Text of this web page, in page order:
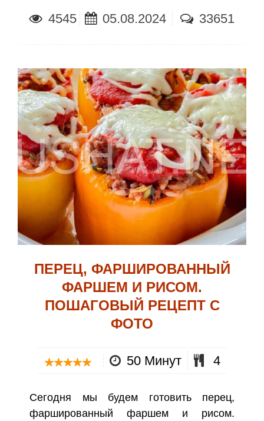
4545 05.08.2024 33651
ПЕРЕЦ, ФАРШИРОВАННЫЙ
ФАРШЕМ И РИСОМ.
ПОШАГОВЫЙ РЕЦЕПТ С
ФОТО
50 Минут 4
Сегодня мы будем готовить перец,
фаршированный фаршем и рисом.